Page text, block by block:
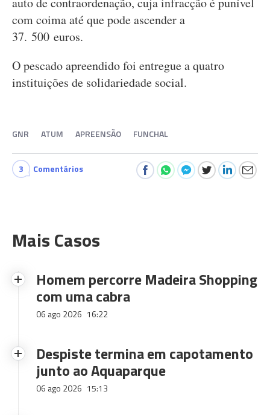
com coima até que pode ascender a
37. 500 euros.
O pescado apreendido foi entregue a quatro
instituições de solidariedade social.
GNR ATUM APREENSÃO FUNCHAL
3 Comentários
Mais Casos
Homem percorre Madeira Shopping
com uma cabra
06 ago 2026 16:22
Despiste termina em capotamento
junto ao Aquaparque
06 ago 2026 15:13